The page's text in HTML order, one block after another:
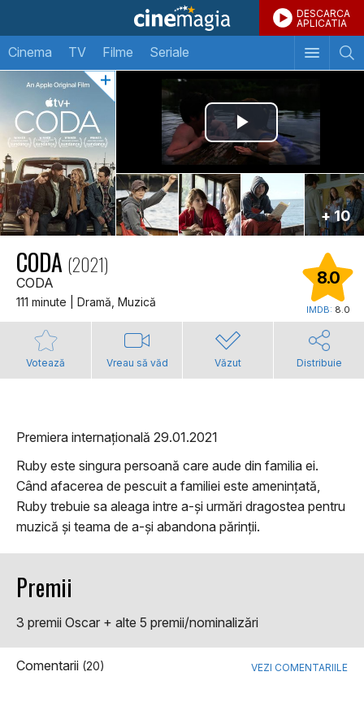
DESCARCA
APLICATIA
Cinema TV Filme Seriale
+ 10
CODA (2021)
CODA
111 minute | Dramă, Muzică
8.0
IMDB: 8.0
Votează Vreau să văd Văzut Distribuie
Premiera internațională 29.01.2021
Ruby este singura persoană care aude din familia ei.
Când afacerea de pescuit a familiei este amenințată,
Ruby trebuie sa aleaga intre a-și urmări dragostea pentru
muzică și teama de a-și abandona părinții.
Premii
3 premii Oscar + alte 5 premii/nominalizări
Comentarii (20) VEZI COMENTARIILE